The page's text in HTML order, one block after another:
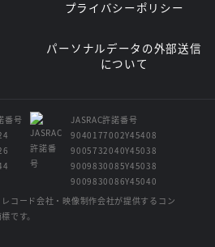
プライバシーポリシー
パーソナルデータの外部送信
について
番号
JASRAC許諾番号
9040177002Y45408
9005732040Y45038
9009830085Y45038
9009830086Y45040
コード会社・映像制作会社が提供するコン
です。